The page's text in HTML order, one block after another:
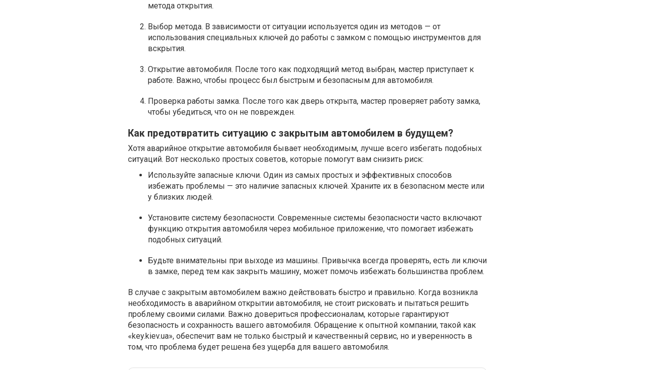
метода открытия.
Выбор метода. В зависимости от ситуации используется один из методов — от
использования специальных ключей до работы с замком с помощью инструментов для
вскрытия.
Открытие автомобиля. После того как подходящий метод выбран, мастер приступает к
работе. Важно, чтобы процесс был быстрым и безопасным для автомобиля.
Проверка работы замка. После того как дверь открыта, мастер проверяет работу замка,
чтобы убедиться, что он не поврежден.
Как предотвратить ситуацию с закрытым автомобилем в будущем?
Хотя аварийное открытие автомобиля бывает необходимым, лучше всего избегать подобных
ситуаций. Вот несколько простых советов, которые помогут вам снизить риск:
Используйте запасные ключи. Один из самых простых и эффективных способов
избежать проблемы — это наличие запасных ключей. Храните их в безопасном месте или
у близких людей.
Установите систему безопасности. Современные системы безопасности часто включают
функцию открытия автомобиля через мобильное приложение, что помогает избежать
подобных ситуаций.
Будьте внимательны при выходе из машины. Привычка всегда проверять, есть ли ключи
в замке, перед тем как закрыть машину, может помочь избежать большинства проблем.
В случае с закрытым автомобилем важно действовать быстро и правильно. Когда возникла
необходимость в аварийном открытии автомобиля, не стоит рисковать и пытаться решить
проблему своими силами. Важно довериться профессионалам, которые гарантируют
безопасность и сохранность вашего автомобиля. Обращение к опытной компании, такой как
«key.kiev.ua», обеспечит вам не только быстрый и качественный сервис, но и уверенность в
том, что проблема будет решена без ущерба для вашего автомобиля.